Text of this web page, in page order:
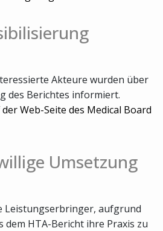
Akteure wurden über
des Berichtes informiert.
Web-Seite des Medical Board
Umsetzung
Leistungserbringer, aufgrund
dem HTA-Bericht ihre Praxis zu